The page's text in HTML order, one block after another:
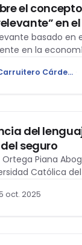
el
en
digitales
basado en
en la
a los datos y
Sebastián Carruitero Cárdenas
del
seguro
Piana
Católica
oct. 2025